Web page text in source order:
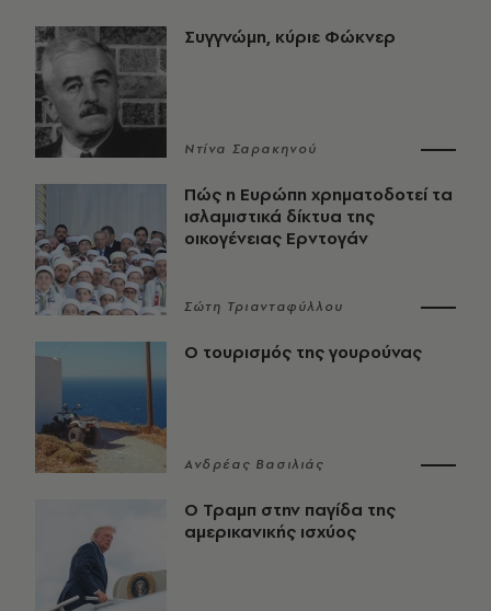
Συγγνώμη, κύριε Φώκνερ
Ντίνα Σαρακηνού
Πώς η Ευρώπη χρηματοδοτεί τα
ισλαμιστικά δίκτυα της
οικογένειας Ερντογάν
Σώτη Τριανταφύλλου
Ο τουρισμός της γουρούνας
Ανδρέας Βασιλιάς
Ο Τραμπ στην παγίδα της
αμερικανικής ισχύος